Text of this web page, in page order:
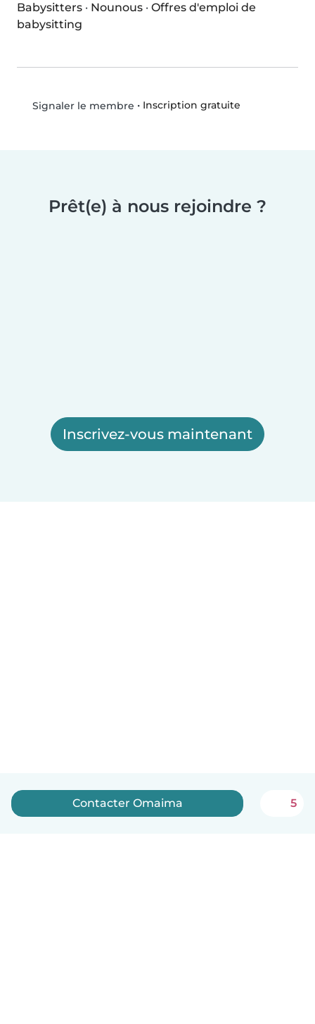
Babysitters · Nounous · Offres d'emploi de
babysitting
Signaler le membre • Inscription gratuite
Prêt(e) à nous rejoindre ?
Inscrivez-vous maintenant
Contacter Omaima 5